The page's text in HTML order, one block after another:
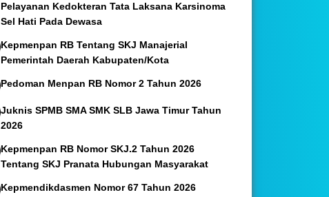
Pelayanan Kedokteran Tata Laksana Karsinoma
Sel Hati Pada Dewasa
Kepmenpan RB Tentang SKJ Manajerial
Pemerintah Daerah Kabupaten/Kota
Pedoman Menpan RB Nomor 2 Tahun 2026
Juknis SPMB SMA SMK SLB Jawa Timur Tahun
2026
Kepmenpan RB Nomor SKJ.2 Tahun 2026
Tentang SKJ Pranata Hubungan Masyarakat
Kepmendikdasmen Nomor 67 Tahun 2026